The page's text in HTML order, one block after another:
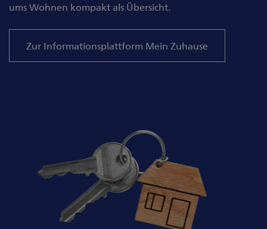
ums Wohnen kompakt als Übersicht.
Zur Informationsplattform Mein Zuhause